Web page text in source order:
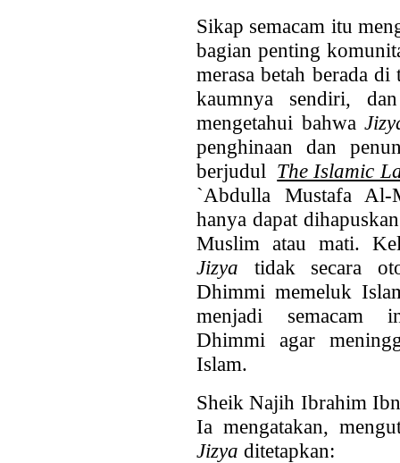
Sikap semacam itu
bagian penting
merasa betah berada
kaumnya sendiri,
mengetahui bahwa
penghinaan dan
berjudul The Islamic
`Abdulla Mustafa Al-
hanya dapat
Muslim atau mati.
Jizya tidak secara
Dhimmi memeluk
menjadi semacam
Dhimmi agar
Islam.
Sheik Najih Ibrahim
Ia mengatakan,
Jizya ditetapkan: